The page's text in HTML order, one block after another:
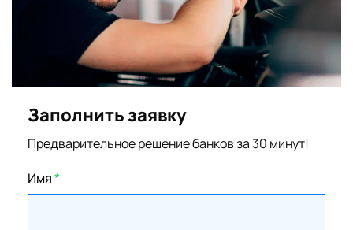
Заполнить заявку
Предварительное решение банков за 30 минут!
Имя*